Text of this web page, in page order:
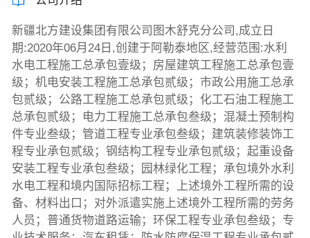
新疆北方建设集团有限公司图木舒克分公司,成立日
期:2020年06月24日,创建于阿勒泰地区,经营范围:水利
水电工程施工总承包壹级；房屋建筑工程施工总承包壹
级；机电安装工程施工总承包贰级；市政公用施工总承
包贰级；公路工程施工总承包贰级；化工石油工程施工
总承包贰级；电力工程施工总承包叁级；混凝土预制构
件专业叁级；管道工程专业承包叁级；建筑装修装饰工
程专业承包贰级；钢结构工程专业承包贰级；起重设备
安装工程专业承包叁级；园林绿化工程；承包境外水利
水电工程和境内国际招标工程；上述境外工程所需的设
备、材料出口；对外派遣实施上述境外工程所需的劳务
人员；普通货物道路运输；环保工程专业承包叁级；专